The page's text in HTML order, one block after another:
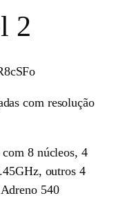
2
com resolução
com 8 núcleos, 4
outros 4
540